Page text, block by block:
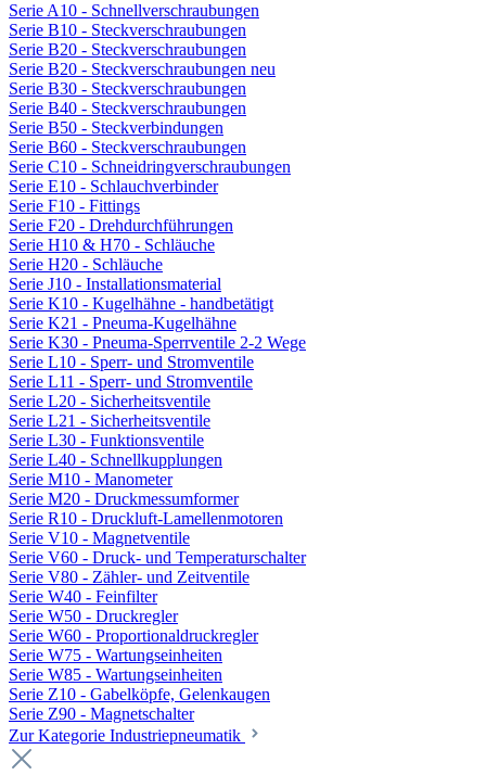
Serie A10 - Schnellverschraubungen
Serie B10 - Steckverschraubungen
Serie B20 - Steckverschraubungen
Serie B20 - Steckverschraubungen neu
Serie B30 - Steckverschraubungen
Serie B40 - Steckverschraubungen
Serie B50 - Steckverbindungen
Serie B60 - Steckverschraubungen
Serie C10 - Schneidringverschraubungen
Serie E10 - Schlauchverbinder
Serie F10 - Fittings
Serie F20 - Drehdurchführungen
Serie H10 & H70 - Schläuche
Serie H20 - Schläuche
Serie J10 - Installationsmaterial
Serie K10 - Kugelhähne - handbetätigt
Serie K21 - Pneuma-Kugelhähne
Serie K30 - Pneuma-Sperrventile 2-2 Wege
Serie L10 - Sperr- und Stromventile
Serie L11 - Sperr- und Stromventile
Serie L20 - Sicherheitsventile
Serie L21 - Sicherheitsventile
Serie L30 - Funktionsventile
Serie L40 - Schnellkupplungen
Serie M10 - Manometer
Serie M20 - Druckmessumformer
Serie R10 - Druckluft-Lamellenmotoren
Serie V10 - Magnetventile
Serie V60 - Druck- und Temperaturschalter
Serie V80 - Zähler- und Zeitventile
Serie W40 - Feinfilter
Serie W50 - Druckregler
Serie W60 - Proportionaldruckregler
Serie W75 - Wartungseinheiten
Serie W85 - Wartungseinheiten
Serie Z10 - Gabelköpfe, Gelenkaugen
Serie Z90 - Magnetschalter
Zur Kategorie Industriepneumatik